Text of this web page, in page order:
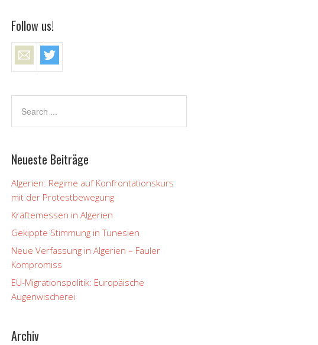
Follow us!
Neueste Beiträge
Algerien: Regime auf Konfrontationskurs
mit der Protestbewegung
Kräftemessen in Algerien
Gekippte Stimmung in Tunesien
Neue Verfassung in Algerien – Fauler
Kompromiss
EU-Migrationspolitik: Europäische
Augenwischerei
Archiv